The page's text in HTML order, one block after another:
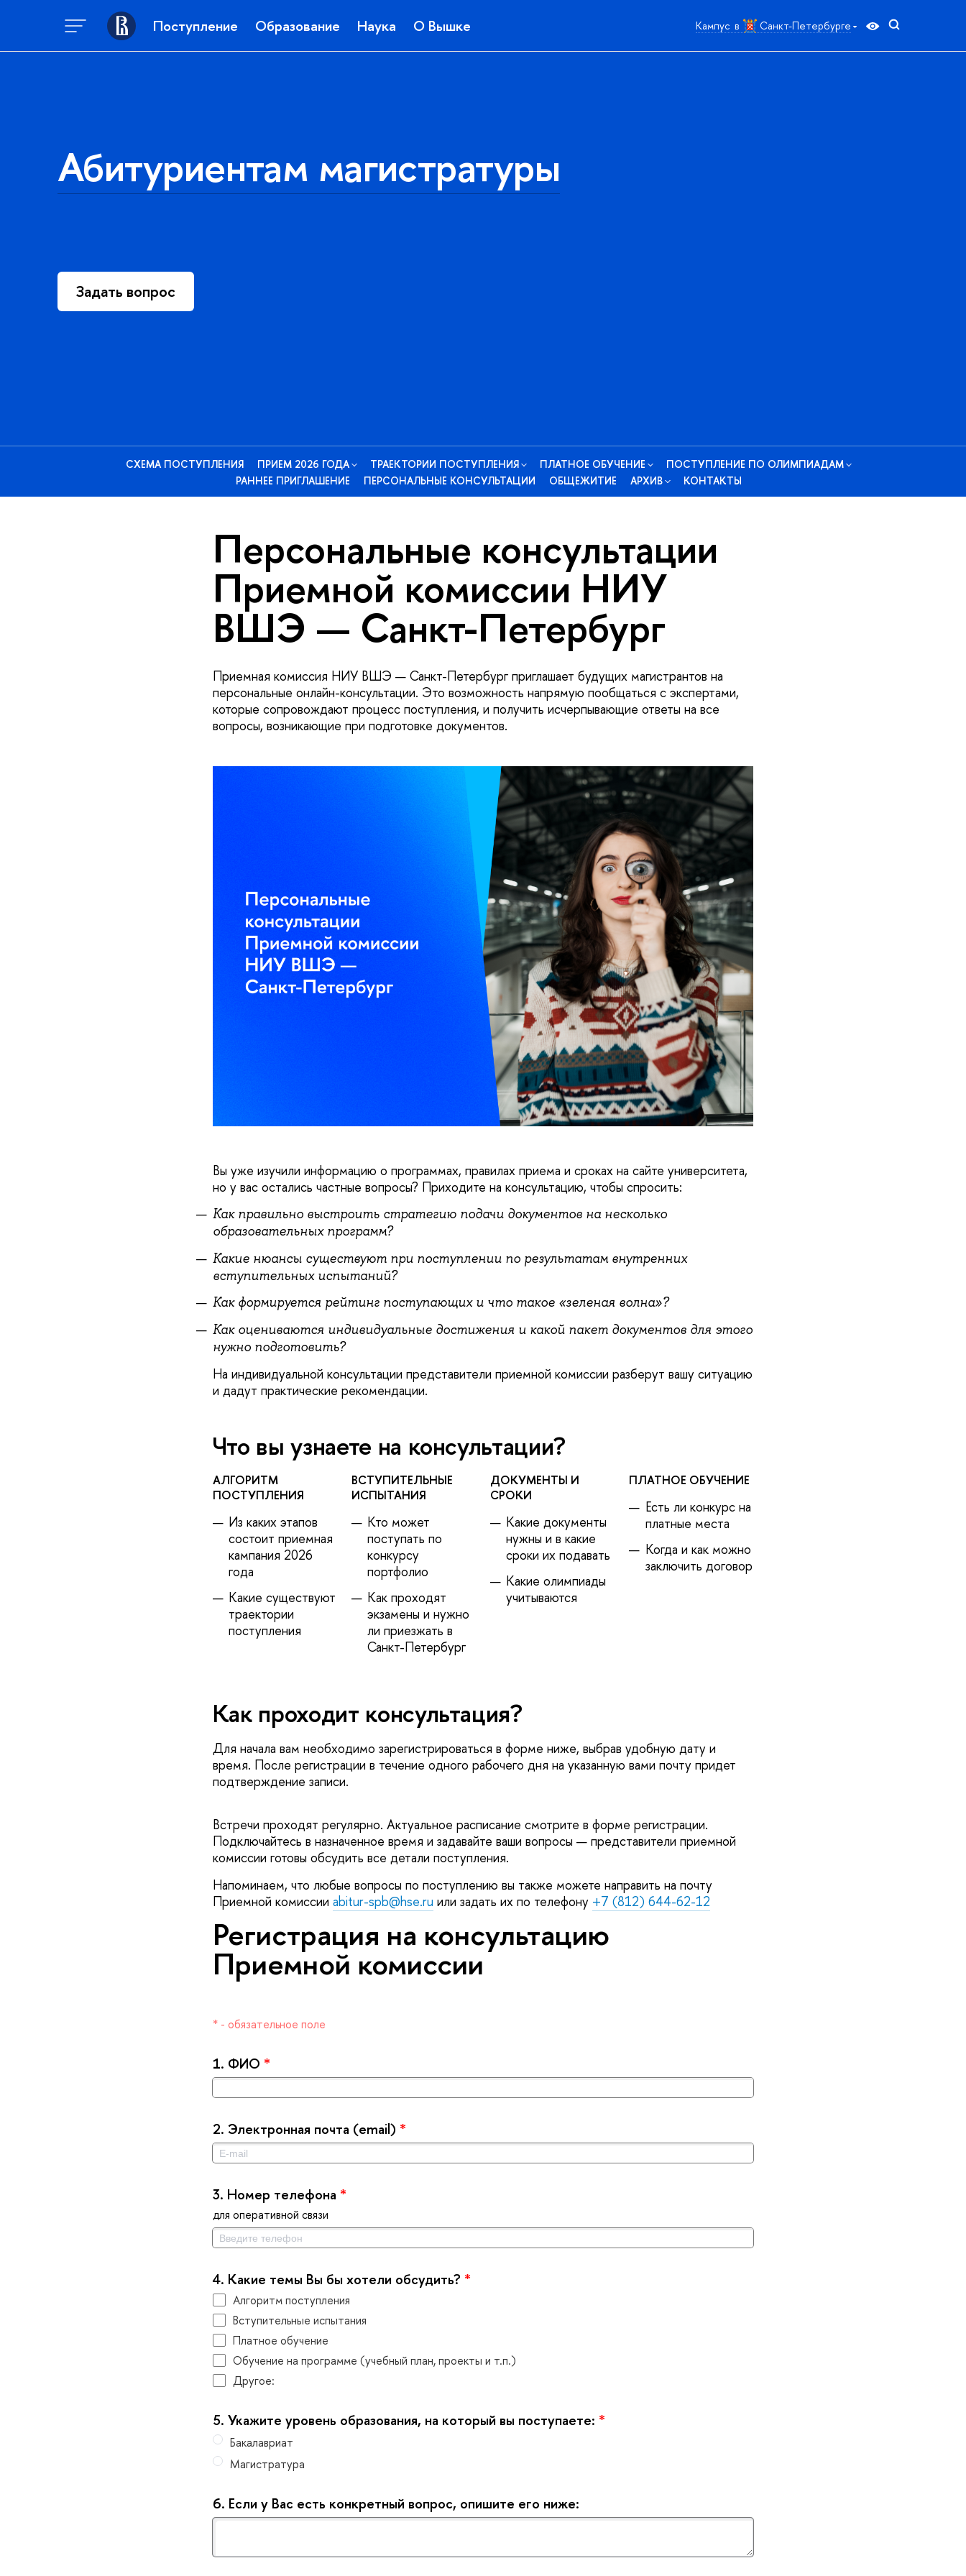
Поступление Образование Наука О Вышке Кампус Санкт-Петербурге
Абитуриентам магистратуры
Задать вопрос
СХЕМА ПОСТУПЛЕНИЯ ПРИЕМ 2026 ГОДА ТРАЕКТОРИИ ПОСТУПЛЕНИЯ ПЛАТНОЕ ОБУЧЕНИЕ
ПОСТУПЛЕНИЕ ПО ОЛИМПИАДАМ
РАННЕЕ ПРИГЛАШЕНИЕ
ПЕРСОНАЛЬНЫЕ КОНСУЛЬТАЦИИ ОБЩЕЖИТИЕ АРХИ КОНТАКТЫ
Персональные консультации
Приемной комиссии НИУ
ШЭ — Санкт-Петербур
Приемная комиссия НИУ ВШЭ — Санкт-Петербург приглашает будущих магистрантов на
персональные онлайн-консультации. Это возможность напрямую пообщаться с экспертами,
которые сопровождают процесс поступления, и получить исчерпывающие ответы на все
опросы, возникающие при подготовке документов.
ы уже изучили информацию о программах, правилах приема и сроках на сайте университета,
но у вас остались частные вопросы? Приходите на консультацию, чтобы спросить:
Как правильно выстроить стратегию подачи документов на несколько
образовательных программ?
Какие нюансы существуют при поступлении по результатам внутренних
ступительных испытаний?
Как формируется рейтинг поступающих и что такое «зеленая волна»?
Как оцениваются индивидуальные достижения и какой пакет документов для этого
нужно подготовить?
На индивидуальной консультации представители приемной комиссии разберут вашу ситуацию
и дадут практические рекомендации.
Что вы узнаете на консультации?
АЛГОРИТМ
ПОСТУПЛЕНИЯ
Из каких этапо
состоит приемная
кампания 2026
ода
Какие существуют
траектории
поступления
СТУПИТЕЛЬНЫЕ
ИСПЫТАНИЯ
Кто может
поступать по
конкурсу
портфолио
Как проходят
экзамены и нужно
ли приезжать
Санкт-Петербур
ДОКУМЕНТЫ И
СРОКИ
Какие документы
нужны и в какие
сроки их подавать
Какие олимпиады
учитываются
ПЛАТНОЕ ОБУЧЕНИЕ
Есть ли конкурс на
платные места
Когда и как можно
заключить договор
Как проходит консультация?
Для начала вам необходимо зарегистрироваться в форме ниже, выбрав удобную дату и
ремя. После регистрации в течение одного рабочего дня на указанную вами почту придет
подтверждение записи.
стречи проходят регулярно. Актуальное расписание смотрите в форме регистрации.
Подключайтесь в назначенное время и задавайте ваши вопросы — представители приемной
комиссии готовы обсудить все детали поступления.
Напоминаем, что любые вопросы по поступлению вы также можете направить на почту
Приемной комиссии abitur-spb@hse.ru или задать их по телефону +7 (812) 644-62-12
Регистрация на консультацию
Приемной комиссии
* - обязательное поле
1. ФИО *
2. Электронная почта (email) *
3. Номер телефона *
для оперативной связи
4. Какие темы Вы бы хотели обсудить? *
Алгоритм поступления
ступительные испытания
Платное обучение
Обучение на программе (учебный план, проекты и т.п.)
Другое:
5. Укажите уровень образования, на который вы поступаете: *
Бакалавриат
Магистратура
6. Если у Вас есть конкретный вопрос, опишите его ниже: